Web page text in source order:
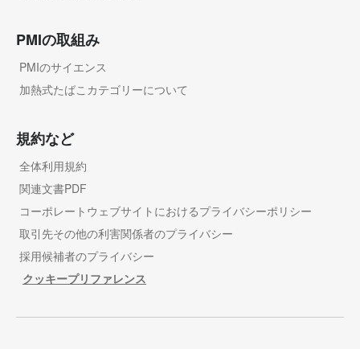
PMIの取組み
PMIのサイエンス
加熱式たばこカテゴリーについて
規約など
全体利用規約
関連文書PDF
コーポレートウェブサイトにおけるプライバシーポリシー
取引先その他の利害関係者のプライバシー
採用候補者のプライバシー
クッキープリファレンス